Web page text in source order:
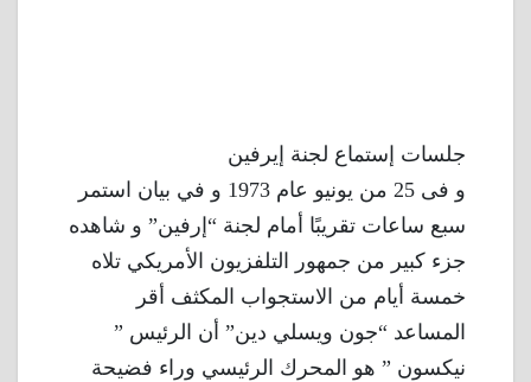
جلسات إستماع لجنة إيرفين
و فى 25 من يونيو عام 1973 و في بيان استمر
سبع ساعات تقريبًا أمام لجنة “إرفين” و شاهده
جزء كبير من جمهور التلفزيون الأمريكي تلاه
خمسة أيام من الاستجواب المكثف أقر
المساعد “جون ويسلي دين” أن الرئيس ”
نيكسون ” هو المحرك الرئيسي وراء فضيحة